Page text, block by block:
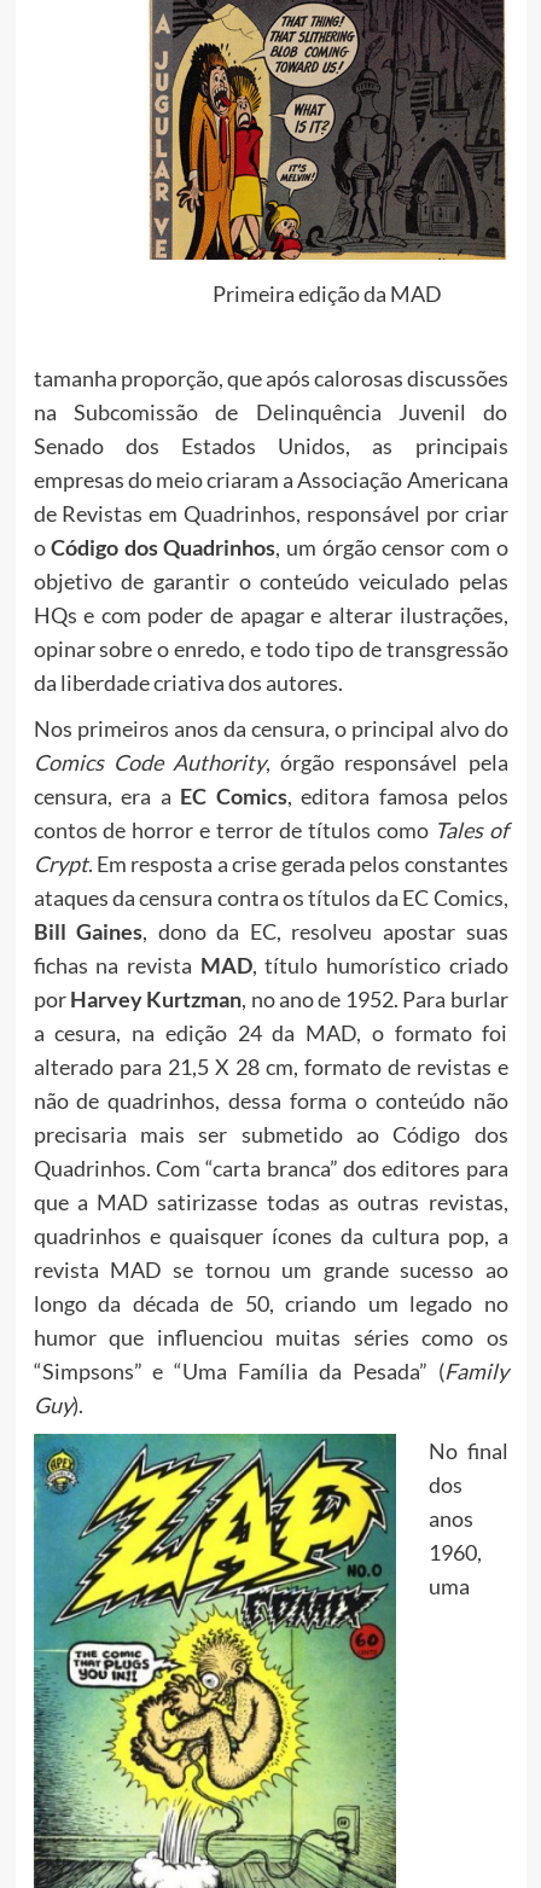
Primeira edição da MAD
tamanha proporção, que após calorosas discussões
na Subcomissão de Delinquência Juvenil do
Senado dos Estados Unidos, as principais
empresas do meio criaram a Associação Americana
de Revistas em Quadrinhos, responsável por criar
oCódigo dos Quadrinhos, um órgão censor com o
objetivo de garantir o conteúdo veiculado pelas
HQs e com poder de apagar e alterar ilustrações,
opinar sobre o enredo, e todo tipo de transgressão
da liberdade criativa dos autores.
Nos primeiros anos da censura, o principal alvo do
Comics Code Authority, órgão responsável pela
censura, era a EC Comics, editora famosa pelos
contos de horror e terror de títulos como Tales of
Crypt. Em resposta a crise gerada pelos constantes
ataques da censura contra os títulos da EC Comics,
Bill Gaines, dono da EC, resolveu apostar suas
fichas na revista MAD, título humorístico criado
porHarvey Kurtzman, no ano de 1952. Para burlar
a cesura, na edição 24 da MAD, o formato foi
alterado para 21,5 X 28 cm, formato de revistas e
não de quadrinhos, dessa forma o conteúdo não
precisaria mais ser submetido ao Código dos
Quadrinhos. Com “carta branca” dos editores para
que a MAD satirizasse todas as outras revistas,
quadrinhos e quaisquer ícones da cultura pop, a
revista MAD se tornou um grande sucesso ao
longo da década de 50, criando um legado no
humor que influenciou muitas séries como os
“Simpsons” e “Uma Família da Pesada” (Family
Guy).
No final
dos
anos
1960,
uma